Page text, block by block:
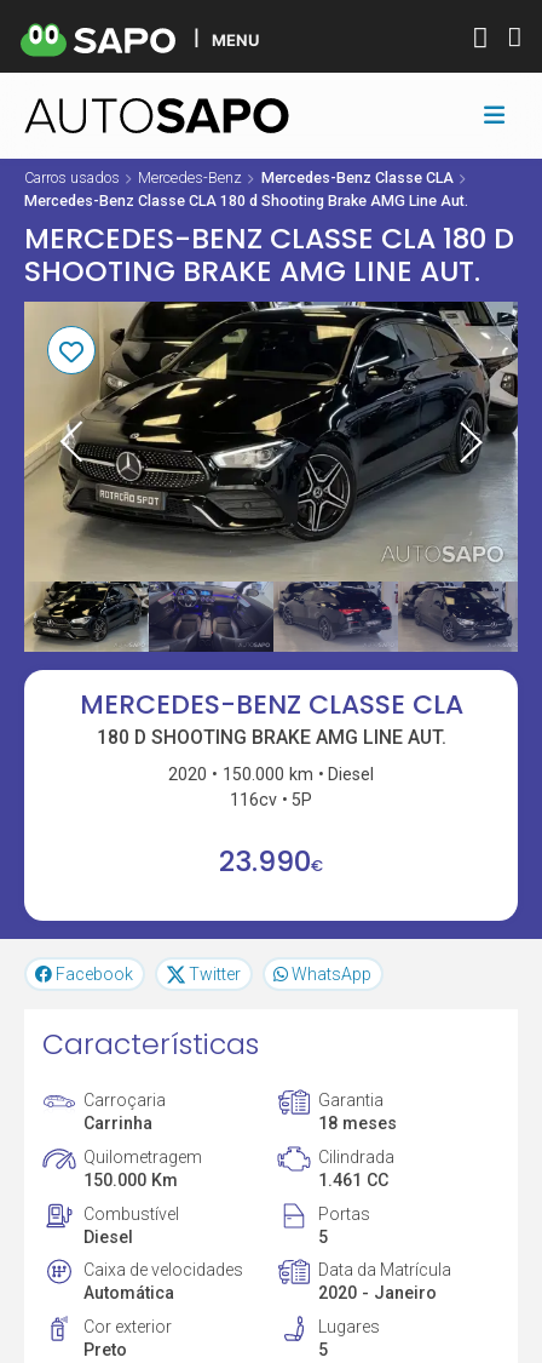
MENU
Carros usados Mercedes-Benz
Mercedes-Benz Classe CLA
Mercedes-Benz Classe CLA 180 d Shooting Brake AMG Line Aut.
MERCEDES-BENZ CLASSE CLA 180 D
SHOOTING BRAKE AMG LINE AUT.
MERCEDES-BENZ CLASSE CLA
180 D SHOOTING BRAKE AMG LINE AUT.
2020 150.000 km
Diesel
116cv
5P
23.990€
Facebook Twitter WhatsApp
Características
Carroçaria
Carrinha
Garantia
18 meses
Quilometragem
150.000 Km
Cilindrada
1.461 CC
Combustível
Diesel
Portas
5
Caixa de velocidades
Automática
Data da Matrícula
2020 - Janeiro
Cor exterior
Preto
Lugares
5